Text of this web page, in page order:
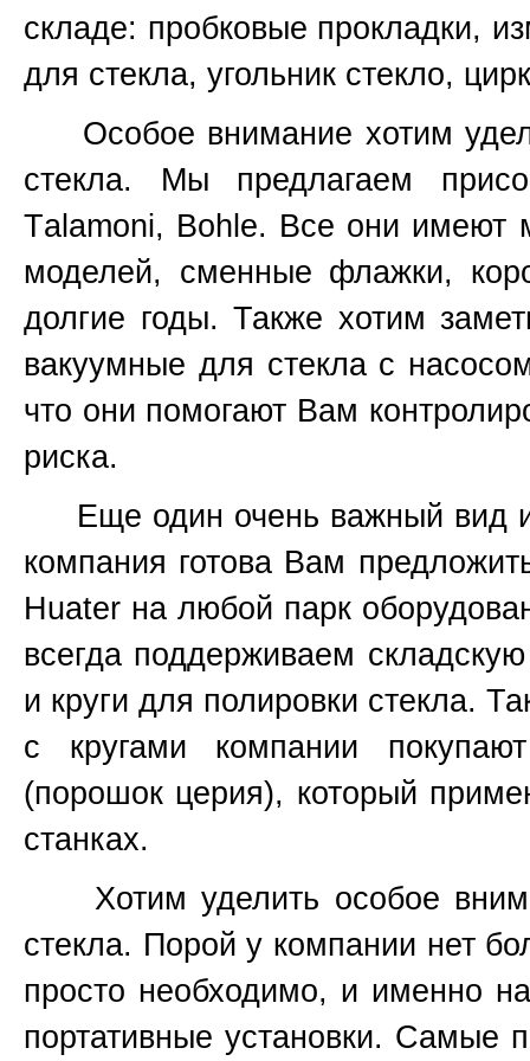
складе: пробковые прокладки,
для стекла, угольник стекло,
Особое внимание хотим
стекла. Мы предлагаем
Talamoni, Bohle. Все они имеют
моделей, сменные флажки,
долгие годы. Также хотим
вакуумные для стекла с
что они помогают Вам
риска.
Еще один очень важный вид
компания готова Вам
Huater на любой парк
всегда поддерживаем
и круги для полировки стекла.
с кругами компании
(порошок церия), который
станках.
Хотим уделить особое
стекла. Порой у компании нет
просто необходимо, и именно
портативные установки. Самые